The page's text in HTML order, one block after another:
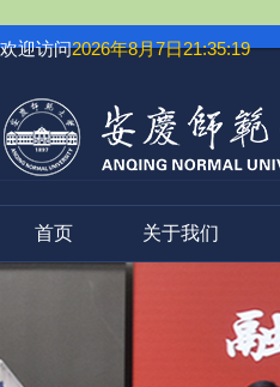
欢迎访问2026年8月7日21:35:20
首页 关于我们